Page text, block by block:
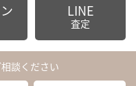
LINE
査定
談ください